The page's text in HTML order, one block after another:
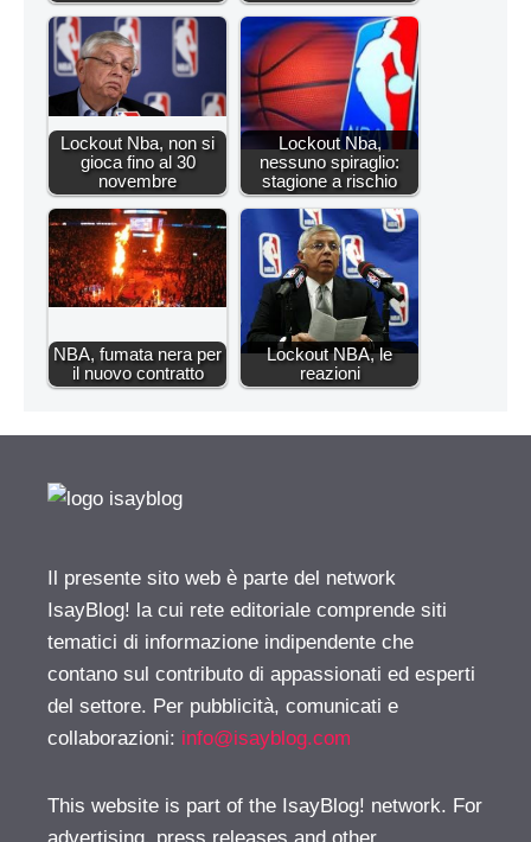
Lockout Nba, non si
gioca fino al 30
novembre
Lockout Nba,
nessuno spiraglio:
stagione a rischio
NBA, fumata nera per
il nuovo contratto
Lockout NBA, le
reazioni
Il presente sito web è parte del network
IsayBlog! la cui rete editoriale comprende siti
tematici di informazione indipendente che
contano sul contributo di appassionati ed esperti
del settore. Per pubblicità, comunicati e
collaborazioni: info@isayblog.com
This website is part of the IsayBlog! network. For
advertising, press releases and other